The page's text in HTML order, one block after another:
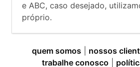
e ABC, caso desejado,
próprio.
quem somos nossos
trabalhe conosco